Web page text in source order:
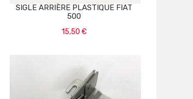
SIGLE ARRIÈRE PLASTIQUE FIAT
500
15,50 €